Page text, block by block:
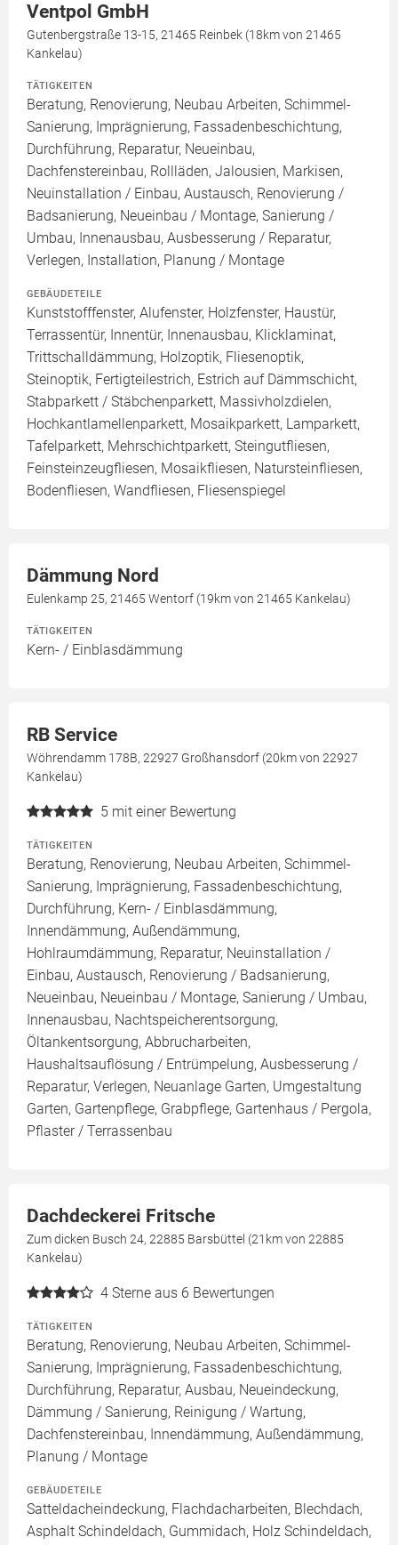
Ventpol GmbH
Gutenbergstraße 13-15, 21465 Reinbek (18km von 21465
Kankelau)
TÄTIGKEITEN
Beratung, Renovierung, Neubau Arbeiten, Schimmel-
Sanierung, Imprägnierung, Fassadenbeschichtung,
Durchführung, Reparatur, Neueinbau,
Dachfenstereinbau, Rollläden, Jalousien, Markisen,
Neuinstallation / Einbau, Austausch, Renovierung /
Badsanierung, Neueinbau / Montage, Sanierung /
Umbau, Innenausbau, Ausbesserung / Reparatur,
Verlegen, Installation, Planung / Montage
GEBÄUDETEILE
Kunststofffenster, Alufenster, Holzfenster, Haustür,
Terrassentür, Innentür, Innenausbau, Klicklaminat,
Trittschalldämmung, Holzoptik, Fliesenoptik,
Steinoptik, Fertigteilestrich, Estrich auf Dämmschicht,
Stabparkett / Stäbchenparkett, Massivholzdielen,
Hochkantlamellenparkett, Mosaikparkett, Lamparkett,
Tafelparkett, Mehrschichtparkett, Steingutfliesen,
Feinsteinzeugfliesen, Mosaikfliesen, Natursteinfliesen,
Bodenfliesen, Wandfliesen, Fliesenspiegel
Dämmung Nord
Eulenkamp 25, 21465 Wentorf (19km von 21465 Kankelau)
TÄTIGKEITEN
Kern- / Einblasdämmung
RB Service
Wöhrendamm 178B, 22927 Großhansdorf (20km von 22927
Kankelau)
5 mit einer Bewertung
TÄTIGKEITEN
Beratung, Renovierung, Neubau Arbeiten, Schimmel-
Sanierung, Imprägnierung, Fassadenbeschichtung,
Durchführung, Kern- / Einblasdämmung,
Innendämmung, Außendämmung,
Hohlraumdämmung, Reparatur, Neuinstallation /
Einbau, Austausch, Renovierung / Badsanierung,
Neueinbau, Neueinbau / Montage, Sanierung / Umbau,
Innenausbau, Nachtspeicherentsorgung,
Öltankentsorgung, Abbrucharbeiten,
Haushaltsauflösung / Entrümpelung, Ausbesserung /
Reparatur, Verlegen, Neuanlage Garten, Umgestaltung
Garten, Gartenpflege, Grabpflege, Gartenhaus / Pergola,
Pflaster / Terrassenbau
Dachdeckerei Fritsche
Zum dicken Busch 24, 22885 Barsbüttel (21km von 22885
Kankelau)
4 Sterne aus 6 Bewertungen
TÄTIGKEITEN
Beratung, Renovierung, Neubau Arbeiten, Schimmel-
Sanierung, Imprägnierung, Fassadenbeschichtung,
Durchführung, Reparatur, Ausbau, Neueindeckung,
Dämmung / Sanierung, Reinigung / Wartung,
Dachfenstereinbau, Innendämmung, Außendämmung,
Planung / Montage
GEBÄUDETEILE
Satteldacheindeckung, Flachdacharbeiten, Blechdach,
Asphalt Schindeldach, Gummidach, Holz Schindeldach,